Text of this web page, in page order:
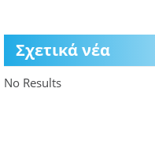
Σχετικά νέα
No Results